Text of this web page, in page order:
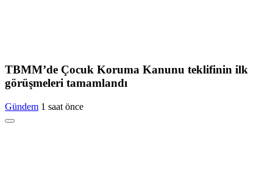
TBMM’de Çocuk Koruma Kanunu teklifinin ilk
görüşmeleri tamamlandı
Gündem 1 saat önce